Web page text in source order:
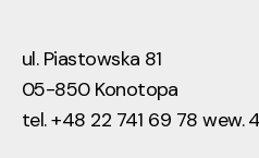
ul. Piastowska 81
05-850 Konotopa
tel. +48 22 741 69 78 wew. 4